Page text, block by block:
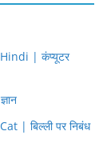
| कंप्यूटर
| बिल्ली पर निबंध